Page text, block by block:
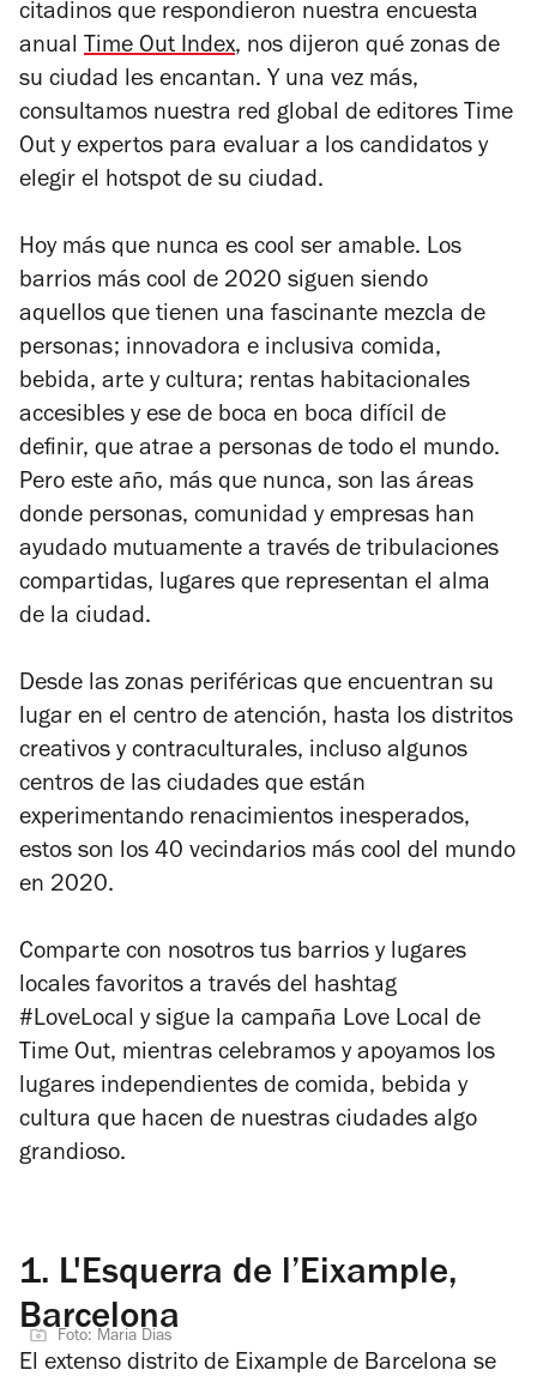
citadinos que respondieron nuestra encuesta
anual Time Out Index, nos dijeron qué zonas de
su ciudad les encantan. Y una vez más,
consultamos nuestra red global de editores Time
Out y expertos para evaluar a los candidatos y
elegir el hotspot de su ciudad.
Hoy más que nunca es cool ser amable. Los
barrios más cool de 2020 siguen siendo
aquellos que tienen una fascinante mezcla de
personas; innovadora e inclusiva comida,
bebida, arte y cultura; rentas habitacionales
accesibles y ese de boca en boca difícil de
definir, que atrae a personas de todo el mundo.
Pero este año, más que nunca, son las áreas
donde personas, comunidad y empresas han
ayudado mutuamente a través de tribulaciones
compartidas, lugares que representan el alma
de la ciudad.
Desde las zonas periféricas que encuentran su
lugar en el centro de atención, hasta los distritos
creativos y contraculturales, incluso algunos
centros de las ciudades que están
experimentando renacimientos inesperados,
estos son los 40 vecindarios más cool del mundo
en 2020.
Comparte con nosotros tus barrios y lugares
locales favoritos a través del hashtag
#LoveLocal y sigue la campaña Love Local de
Time Out, mientras celebramos y apoyamos los
lugares independientes de comida, bebida y
cultura que hacen de nuestras ciudades algo
grandioso.
1. L'Esquerra de l’Eixample,
Barcelona
Foto: Maria Dias
El extenso distrito de Eixample de Barcelona se